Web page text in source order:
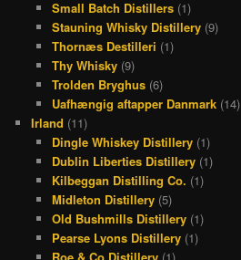
Small Batch Distillers(1)
Stauning Whisky Distillery(9)
Thornæs Destilleri (1)
Thy Whisky(9)
Trolden Bryghus(6)
Uafhængig aftapper Danmark(14)
Irland (11)
Dingle Whiskey Distillery(1)
Dublin Liberties Distillery(1)
Kilbeggan Distilling Co. (1)
Midleton Distillery(5)
Old Bushmills Distillery(1)
Pearse Lyons Distillery(1)
Roe & Co Distillery(1)